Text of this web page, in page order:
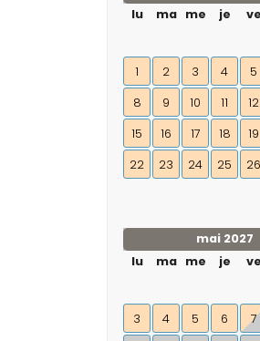
lu
ma me je ve
1 2 3 4 5
8
9 10 11 12
15
16 17 18 19
22
23 24 25 26
mai 2027
lu
ma me je ve
3
4 5 6 7